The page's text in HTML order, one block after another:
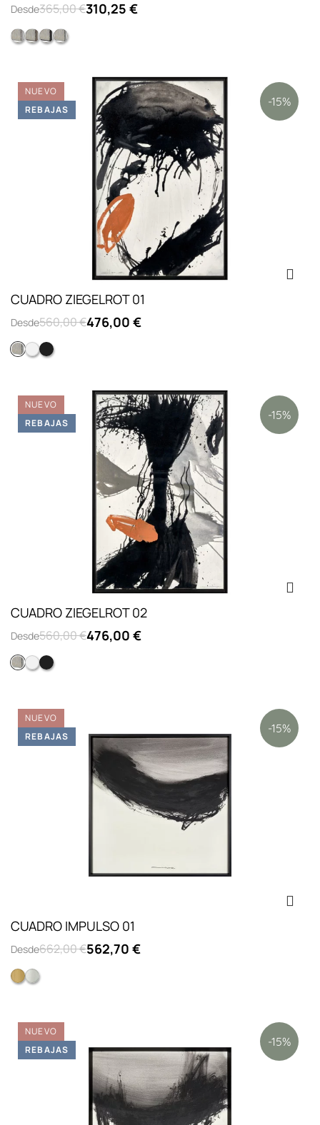
Desde365,00 €310,25 €
Opc.2: marco L lacado blanco
Colección l chapado nogal
Opc.3: marco L lacado negro
Opc.1: sin marco
CUADRO ZIEGELROT 01
Desde560,00 €476,00 €
Opc.1: sin marco
Marco L plana blanco lacado
Marco L plana negro lacado
NUEVO
-15%
REBAJAS
CUADRO ZIEGELROT 02
Desde560,00 €476,00 €
Opc.1: sin marco
Marco L plana blanco lacado
Marco L plana negro lacado
NUEVO
-15%
REBAJAS
CUADRO IMPULSO 01
Desde662,00 €562,70 €
Marco altis oro con cristal
Marco altis plata con cristal
NUEVO
-15%
REBAJAS
NUEVO
-15%
REBAJAS